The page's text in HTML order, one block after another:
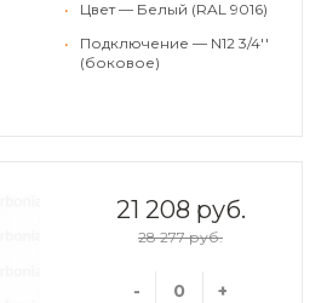
•
Цвет — Белый (RAL 9016)
•
Подключение — N12 3/4''
(боковое)
21 208 руб.
28 277 руб.
- +